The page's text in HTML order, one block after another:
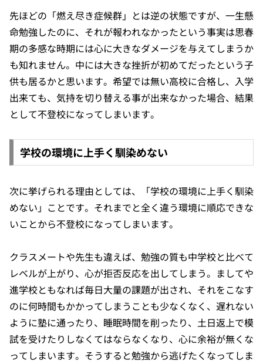
先ほどの「燃え尽き症候群」とは逆の状態ですが、一生懸
命勉強したのに、それが報われなかったという事実は思春
期の多感な時期には心に大きなダメージを与えてしまうか
も知れません。中には大きな挫折が初めてだったという子
供も居るかと思います。希望では無い高校に合格し、入学
出来ても、気持を切り替える事が出来なかった場合、結果
として不登校になってしまいます。
学校の環境に上手く馴染めない
次に挙げられる理由としては、「学校の環境に上手く馴染
めない」ことです。それまでと全く違う環境に順応できな
いことから不登校になってしまいます。
クラスメートや先生も違えば、勉強の質も中学校と比べて
レベルが上がり、心が拒否反応を出してしまう。ましてや
進学校ともなれば毎日大量の課題が出され、それをこなす
のに何時間もかかってしまうことも少なくなく、遅れない
ように塾に通ったり、睡眠時間を削ったり、土日返上で模
試を受けたりしなくてはならなくなり、心に余裕が無くな
ってしまいます。そうすると勉強から逃げたくなってしま